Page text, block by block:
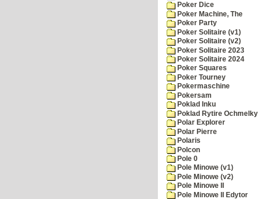
Poker Dice
Poker Machine, The
Poker Party
Poker Solitaire (v1)
Poker Solitaire (v2)
Poker Solitaire 2023
Poker Solitaire 2024
Poker Squares
Poker Tourney
Pokermaschine
Pokersam
Poklad Inku
Poklad Rytire Ochmelky
Polar Explorer
Polar Pierre
Polaris
Polcon
Pole 0
Pole Minowe (v1)
Pole Minowe (v2)
Pole Minowe II
Pole Minowe II Edytor